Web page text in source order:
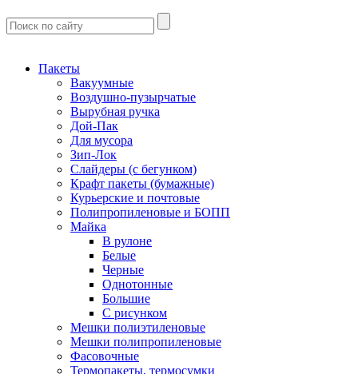
Пакеты
Вакуумные
Воздушно-пузырчатые
Вырубная ручка
Дой-Пак
Для мусора
Зип-Лок
Слайдеры (с бегунком)
Крафт пакеты (бумажные)
Курьерские и почтовые
Полипропиленовые и БОПП
Майка
В рулоне
Белые
Черные
Однотонные
Большие
С рисунком
Мешки полиэтиленовые
Мешки полипропиленовые
Фасовочные
Термопакеты, термосумки